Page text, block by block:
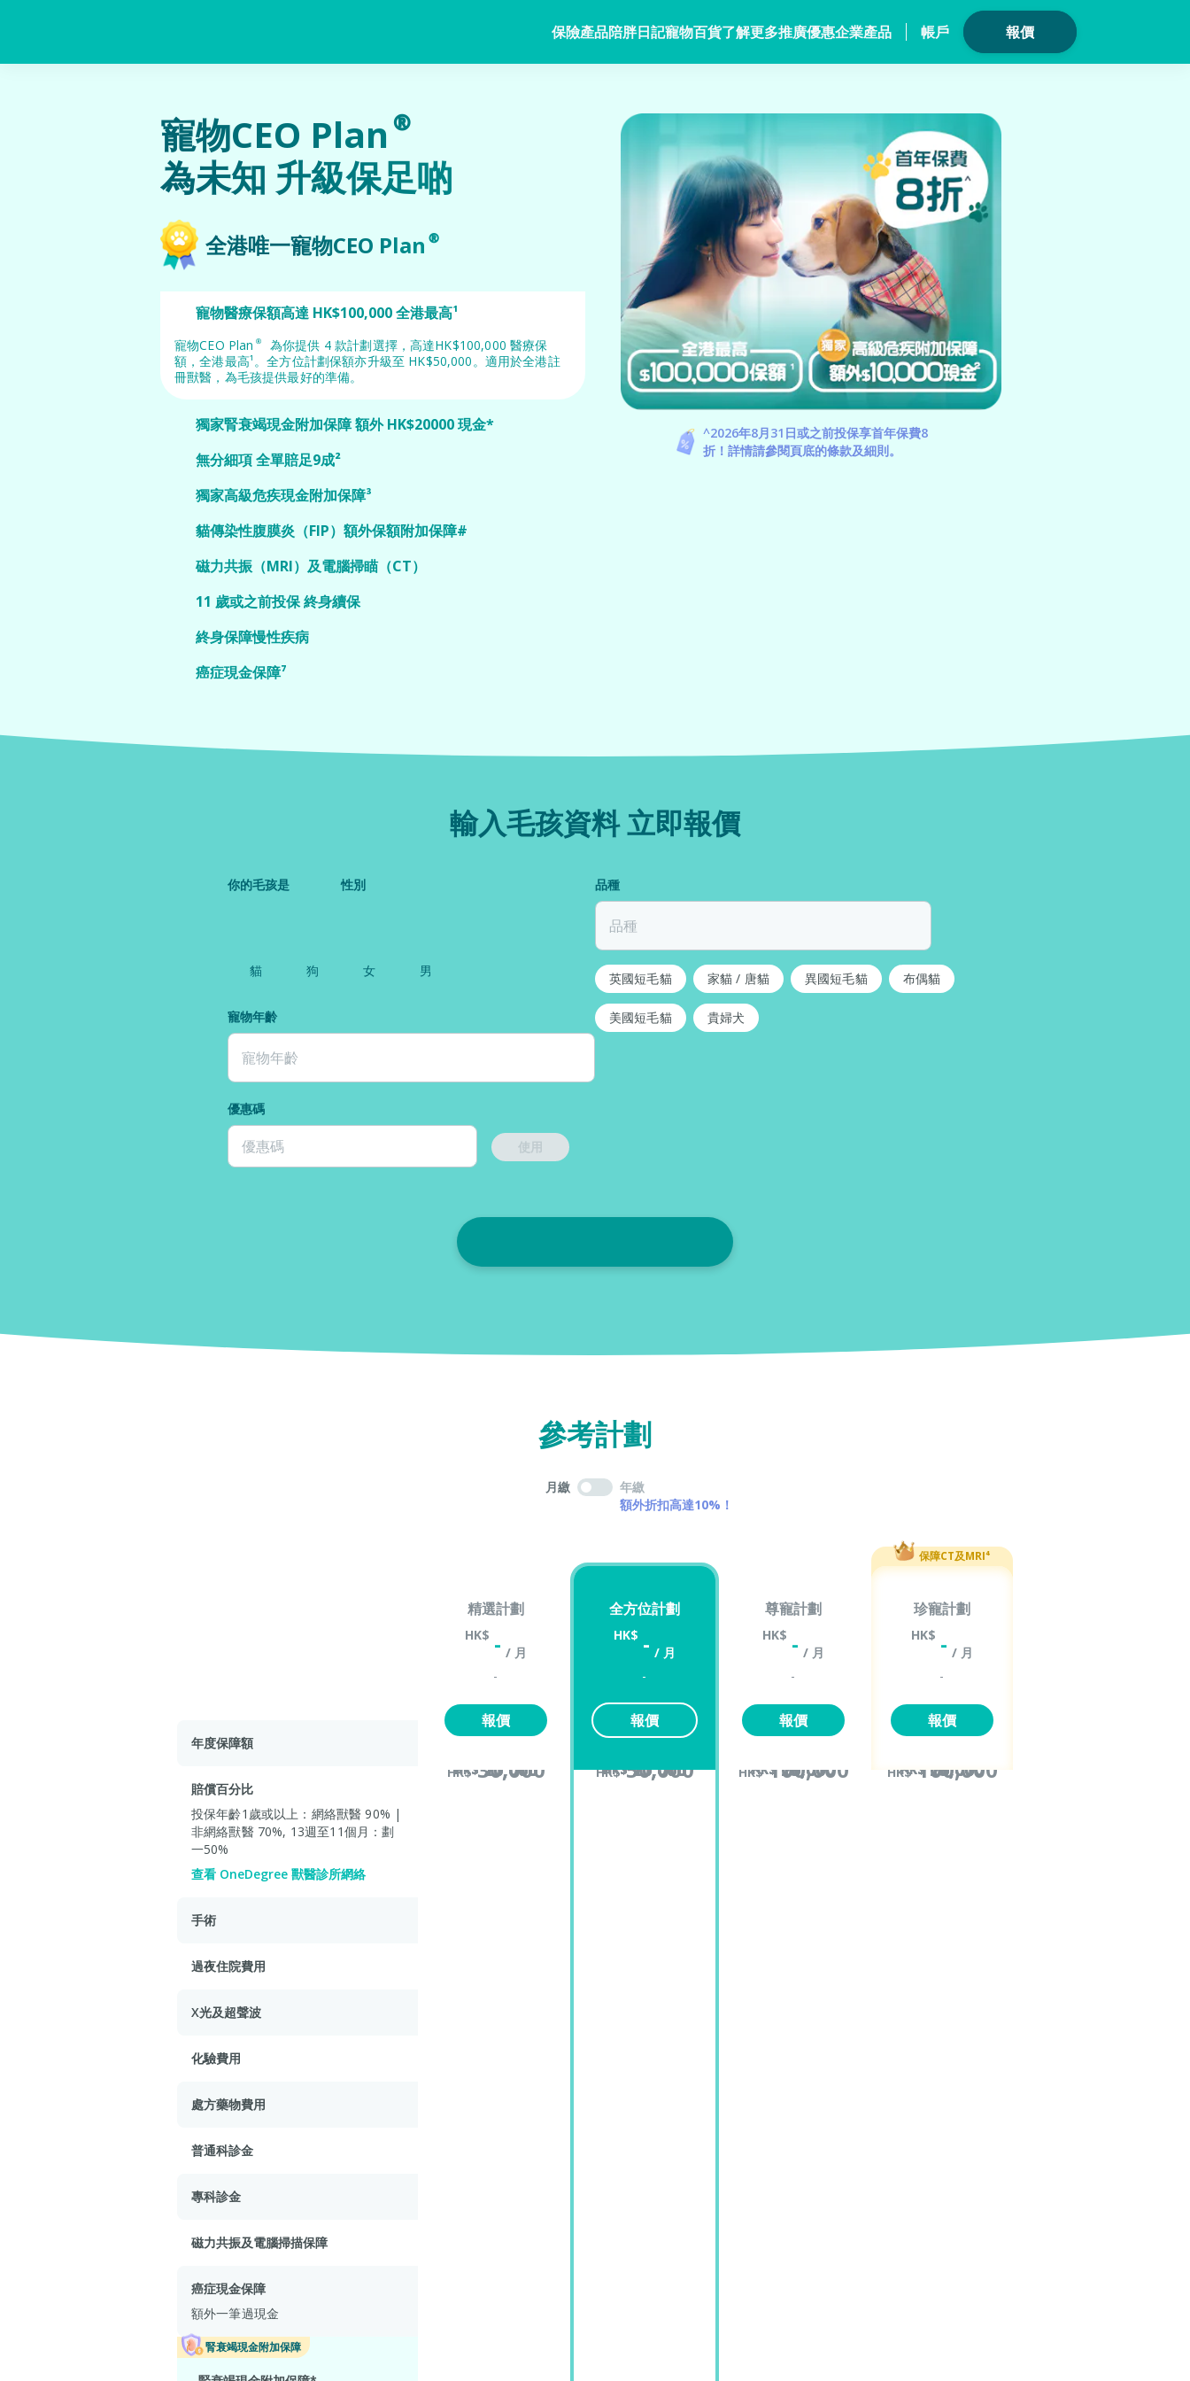
保險產品
寵物保險
家居
家居保險
家電保養保險
火險
個人健康
危疾保險
陪胖日記
陪胖日記
關於陪胖日記App
Pawbook Tag
寵物百貨了解更多
客戶分享
網誌
保險101
推廣優惠
毛範生會員計劃
保險優惠總覽
企業產品
商務方案
業務概覽
保險核心系統
保險產品
數碼保險
數字資產保險
帳戶 報價
家居保險 家電保養保險
火險
寵物保險
寵物CEO Plan®
為未知 升級保足啲
全港唯一寵物CEO Plan®
寵物醫療保額高達 HK$100,000 全港最高¹
寵物CEO Plan® 為你提供 4 款計劃選擇，高達HK$100,000 醫療保
額，全港最高¹。全方位計劃保額亦升級至 HK$50,000。適用於全港註
冊獸醫，為毛孩提供最好的準備。
獨家腎衰竭現金附加保障 額外 HK$20000 現金*
次治療費用更可高達過萬港元。為毛孩加購附加保障，首次確診腎衰竭
合適的治療與照顧。
無分細項 全單賠足9成²
於網絡獸醫診所之合資格醫療費用更可全單賠足 9 成²，於非網絡獸醫診
獨家高級危疾現金附加保障³
或疾病導致四肢癱瘓或髕骨脫臼（移位），即可獲一次性現金³，助你及
貓傳染性腹膜炎（FIP）額外保額附加保障#
療 FIP 處方藥物 GS-441524 的 7 成費用，額外保額高達 HK$25,000，
磁力共振（MRI）及電腦掃瞄（CT）
（CT）⁴，讓你在寵物面對疾病或傷患時無懼高昂費用，及時獲得精準
11 歲或之前投保 終身續保
投保，無需晶片及驗身，續保時更不設年齡限制⁵。
終身保障慢性疾病
包括過敏、慢性腎衰竭和癌症等⁶。
癌症現金保障⁷
^2026年8月31日或之前投保享首年保費8
折！詳情請參閱頁底的條款及細則。
輸入毛孩資料 立即報價
你的毛孩是
狗
貓
性別
女 男
寵物年齡
寵物年齡
品種
品種
英國短毛貓 家貓 / 唐貓 異國短毛貓 布偶貓
美國短毛貓 貴婦犬
優惠碼
使用
參考計劃
月繳 年繳
年度保障額
賠償百分比
投保年齡1歲或以上：網絡獸醫 90% |
非網絡獸醫70%, 13週至11個月：劃
一50%
查看 OneDegree 獸醫診所網絡
手術
過夜住院費用
X光及超聲波
化驗費用
處方藥物費用
普通科診金
專科診金
磁力共振及電腦掃描保障
癌症現金保障
額外一筆過現金
腎衰竭現金附加保障
精選計劃
HK$ - / 月
-
報價
HK$ 30,000
HK$ 10,000
HK$ 20,000
HK$ 10,000
HK$ 25,000
全方位計劃
HK$ - / 月
-
報價
HK$ 50,000
HK$ 10,000
HK$ 20,000
HK$ 10,000
HK$ 25,000
尊寵計劃
HK$ - / 月
-
報價
HK$ 100,000
HK$ 10,000
HK$ 20,000
HK$ 10,000
HK$ 25,000
保障CT及MRI⁴
珍寵計劃
HK$ - / 月
-
報價
HK$ 100,000
HK$ 10,000
HK$ 20,000
HK$ 10,000
HK$ 25,000